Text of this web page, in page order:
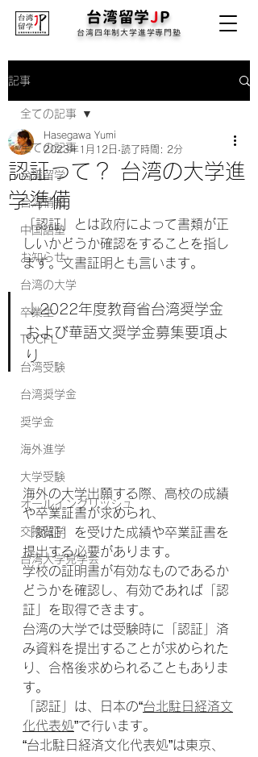
台湾留学JP
台湾四年制大学進学専門塾
記事
全ての記事
台湾留学
台湾情報
中国語塾
お知らせ
台湾の大学
卒業生
TOCFL
台湾受験
台湾奨学金
奨学金
海外進学
大学受験
オールイングリッシュ
交換留学
台湾大学見学会
全ての記事
認証って？ 台湾の大学進
学準備
Hasegawa Yumi
2023年1月12日 読了時間: 2分
「認証」とは政府によって書類が正
しいかどうか確認をすることを指し
ます。文書証明とも言います。
↓2022年度教育省台湾奨学金
および華語文奨学金募集要項よ
り
海外の大学出願する際、高校の成績
や卒業証書が求められ、
「認証」を受けた成績や卒業証書を
提出する必要があります。
学校の証明書が有効なものであるか
どうかを確認し、有効であれば「認
証」を取得できます。
台湾の大学では受験時に「認証」済
み資料を提出することが求められた
り、合格後求められることもありま
す。
「認証」は、日本の“台北駐日経済文
化代表処”で行います。
“台北駐日経済文化代表処”は東京、